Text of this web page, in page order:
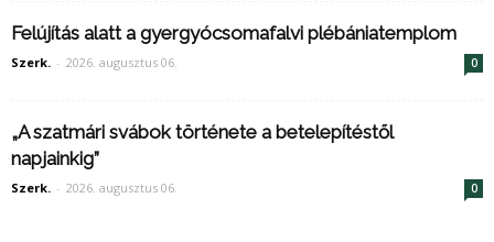
Felújítás alatt a gyergyócsomafalvi plébániatemplom
Szerk. - 2026. augusztus 06. 0
„A szatmári svábok története a betelepítéstől
napjainkig”
Szerk. - 2026. augusztus 06. 0